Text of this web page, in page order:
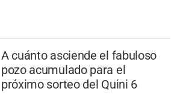
A cuánto asciende el fabuloso
pozo acumulado para el
próximo sorteo del Quini 6